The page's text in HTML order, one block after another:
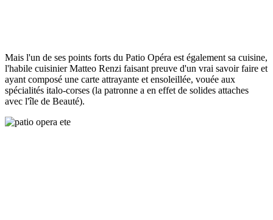
Mais l'un de ses points forts du Patio Opéra est également sa cuisine,
l'habile cuisinier Matteo Renzi faisant preuve d'un vrai savoir faire et
ayant composé une carte attrayante et ensoleillée, vouée aux
spécialités italo-corses (la patronne a en effet de solides attaches
avec l'île de Beauté).